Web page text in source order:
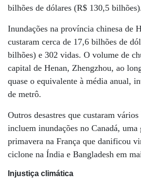
bilhões de dólares (R$ 130,5
Inundações na província chinesa de
custaram cerca de 17,6 bilhões de
bilhões) e 302 vidas. O volume de
capital de Henan, Zhengzhou, ao
quase o equivalente à média anual,
de metrô.
Outros desastres que custaram
incluem inundações no Canadá,
primavera na França que danificou
ciclone na Índia e Bangladesh em
Injustiça climática